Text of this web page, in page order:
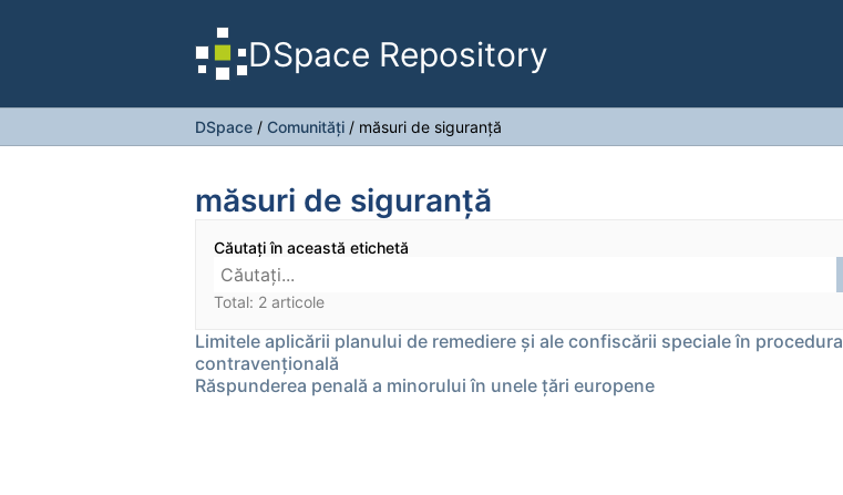
DSpace Repository
DSpace / Comunități / măsuri de siguranță
măsuri de siguranță
Căutați în această etichetă
Total: 2 articole
Limitele aplicării planului de remediere și ale confiscării speciale în procedura
contravențională
Răspunderea penală a minorului în unele țări europene